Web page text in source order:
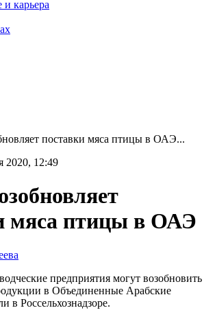
и карьера
поставки мяса птицы в ОАЭ...
2020, 12:49
мяса птицы в ОАЭ
предприятия могут возобновить
в Объединенные Арабские
в Россельхознадзоре.